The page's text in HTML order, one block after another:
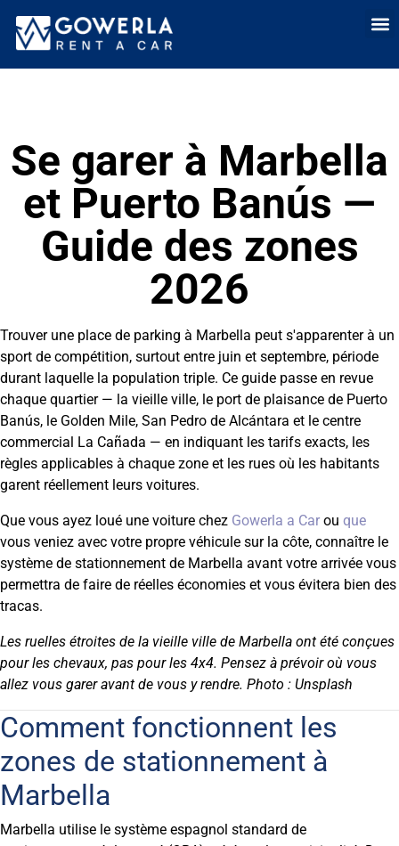
Se garer à Marbella
et Puerto Banús —
Guide des zones
2026
Trouver une place de parking à Marbella peut s'apparenter à un
sport de compétition, surtout entre juin et septembre, période
durant laquelle la population triple. Ce guide passe en revue
chaque quartier — la vieille ville, le port de plaisance de Puerto
Banús, le Golden Mile, San Pedro de Alcántara et le centre
commercial La Cañada — en indiquant les tarifs exacts, les
règles applicables à chaque zone et les rues où les habitants
garent réellement leurs voitures.
Que vous ayez loué une voiture chez Gowerla a Car ou que
vous veniez avec votre propre véhicule sur la côte, connaître le
système de stationnement de Marbella avant votre arrivée vous
permettra de faire de réelles économies et vous évitera bien des
tracas.
Les ruelles étroites de la vieille ville de Marbella ont été conçues
pour les chevaux, pas pour les 4x4. Pensez à prévoir où vous
allez vous garer avant de vous y rendre. Photo : Unsplash
Comment fonctionnent les
zones de stationnement à
Marbella
Marbella utilise le système espagnol standard de